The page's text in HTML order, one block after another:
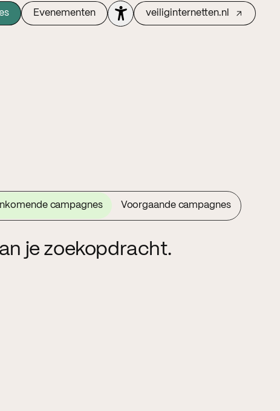
Evenementen veiliginternetten.nl
campagnes Voorgaande campagnes
je zoekopdracht.